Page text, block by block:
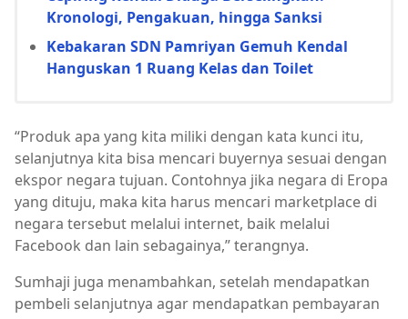
Kronologi, Pengakuan, hingga Sanksi
Kebakaran SDN Pamriyan Gemuh Kendal
Hanguskan 1 Ruang Kelas dan Toilet
“Produk apa yang kita miliki dengan kata kunci itu,
selanjutnya kita bisa mencari buyernya sesuai dengan
ekspor negara tujuan. Contohnya jika negara di Eropa
yang dituju, maka kita harus mencari marketplace di
negara tersebut melalui internet, baik melalui
Facebook dan lain sebagainya,” terangnya.
Sumhaji juga menambahkan, setelah mendapatkan
pembeli selanjutnya agar mendapatkan pembayaran